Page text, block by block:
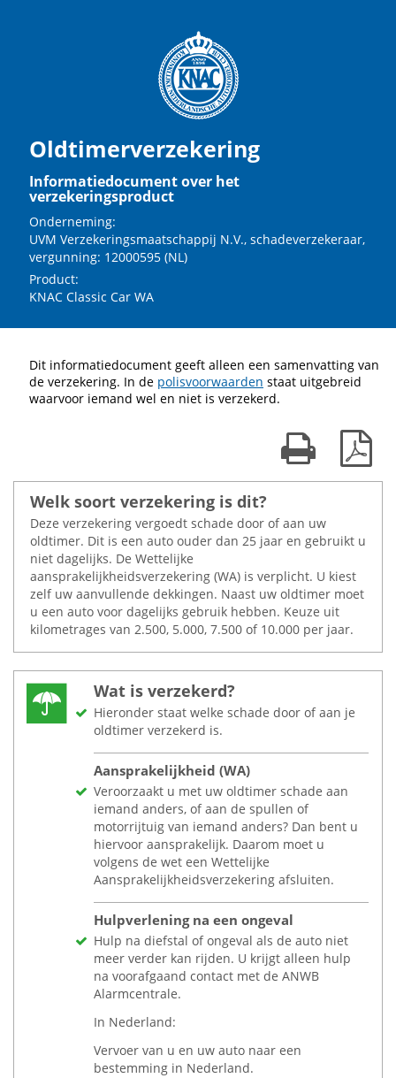
Oldtimerverzekering
Informatiedocument over het
verzekeringsproduct
Onderneming:
UVM Verzekeringsmaatschappij N.V., schadeverzekeraar,
vergunning: 12000595 (NL)
Product:
KNAC Classic Car WA
Dit informatiedocument geeft alleen een samenvatting van
de verzekering. In de polisvoorwaarden staat uitgebreid
waarvoor iemand wel en niet is verzekerd.
Print kaart
Welk soort verzekering is dit?
Deze verzekering vergoedt schade door of aan uw
oldtimer. Dit is een auto ouder dan 25 jaar en gebruikt u
niet dagelijks. De Wettelijke
aansprakelijkheidsverzekering (WA) is verplicht. U kiest
zelf uw aanvullende dekkingen. Naast uw oldtimer moet
u een auto voor dagelijks gebruik hebben. Keuze uit
kilometrages van 2.500, 5.000, 7.500 of 10.000 per jaar.
Wat is verzekerd?
Hieronder staat welke schade door of aan je
oldtimer verzekerd is.
Aansprakelijkheid (WA)
Veroorzaakt u met uw oldtimer schade aan
iemand anders, of aan de spullen of
motorrijtuig van iemand anders? Dan bent u
hiervoor aansprakelijk. Daarom moet u
volgens de wet een Wettelijke
Aansprakelijkheidsverzekering afsluiten.
Hulpverlening na een ongeval
Hulp na diefstal of ongeval als de auto niet
meer verder kan rijden. U krijgt alleen hulp
na voorafgaand contact met de ANWB
Alarmcentrale.
In Nederland:
Vervoer van u en uw auto naar een
bestemming in Nederland.